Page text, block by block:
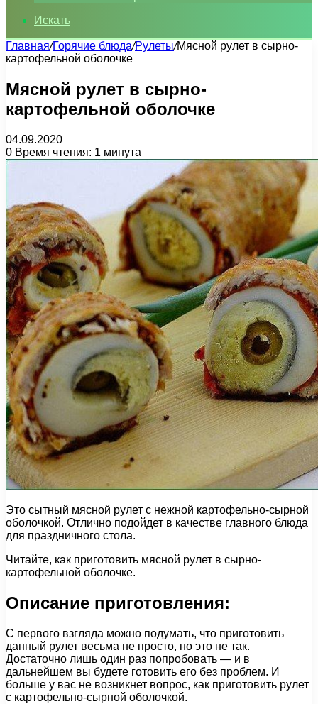
Искать
Главная/Горячие блюда/Рулеты/Мясной рулет в сырно-
картофельной оболочке
Мясной рулет в сырно-
картофельной оболочке
04.09.2020
0 Время чтения: 1 минута
Это сытный мясной рулет с нежной картофельно-сырной
оболочкой. Отлично подойдет в качестве главного блюда
для праздничного стола.
Читайте, как приготовить мясной рулет в сырно-
картофельной оболочке.
Описание приготовления:
С первого взгляда можно подумать, что приготовить
данный рулет весьма не просто, но это не так.
Достаточно лишь один раз попробовать — и в
дальнейшем вы будете готовить его без проблем. И
больше у вас не возникнет вопрос, как приготовить рулет
с картофельно-сырной оболочкой.